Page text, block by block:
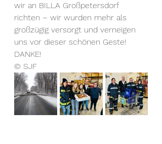
wir an BILLA Großpetersdorf
richten – wir wurden mehr als
großzügig versorgt und verneigen
uns vor dieser schönen Geste!
DANKE!
© SJF